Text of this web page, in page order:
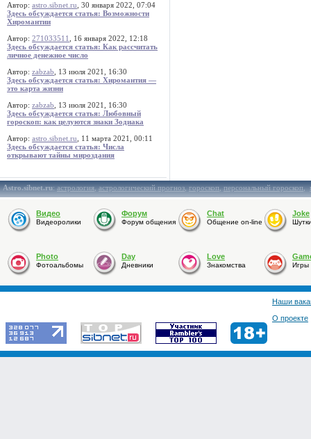
Автор: astro.sibnet.ru , 30 января 2022, 07:04
Здесь обсуждается статья: Возможности
Хиромантии
Автор: 271033511
, 16 января 2022, 12:18
Здесь обсуждается статья: Как рассчитать
личное денежное число
Автор: zabzab , 13 июля 2021, 16:30
Здесь обсуждается статья: Хиромантия —
это карта жизни
Автор: zabzab , 13 июля 2021, 16:30
Здесь обсуждается статья: Любовный
гороскоп: как целуются знаки Зодиака
Автор: astro.sibnet.ru , 11 марта 2021, 00:11
Здесь обсуждается статья: Числа
открывают тайны мироздания
Astro.sibnet.ru:астрология,астрологический прогноз,гороскоп,персональный гороскоп,
Видео
Видеоролики
Форум
Форум общения
Chat
Общение on-line
Joke
Photo
Фотоальбомы
Day
Дневники
Love
Знакомства Игры
Наши
О проекте